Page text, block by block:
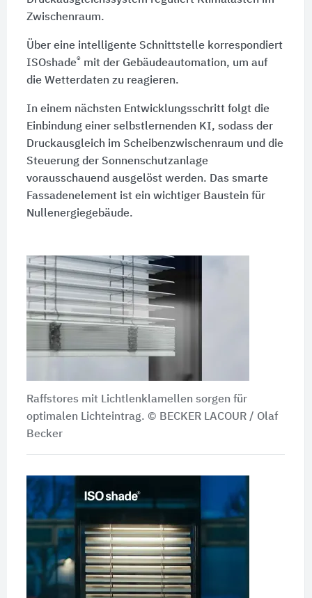
Zwischenraum.
Über eine intelligente Schnittstelle korrespondiert
ISOshade® mit der Gebäudeautomation, um auf
die Wetterdaten zu reagieren.
In einem nächsten Entwicklungsschritt folgt die
Einbindung einer selbstlernenden KI, sodass der
Druckausgleich im Scheibenzwischenraum und die
Steuerung der Sonnenschutzanlage
vorausschauend ausgelöst werden. Das smarte
Fassadenelement ist ein wichtiger Baustein für
Nullenergiegebäude.
Raffstores mit Lichtlenklamellen sorgen für
optimalen Lichteintrag. © BECKER LACOUR / Olaf
Becker